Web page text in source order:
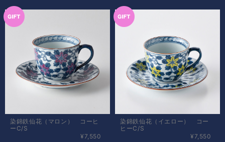
染錦鉄仙花（マロン） コーヒ
ーC/S
¥7,550
染錦鉄仙花（イエロー） コー
ヒーC/S
¥7,550